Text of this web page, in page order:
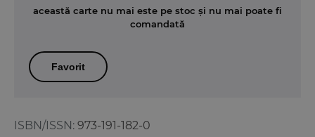
ISBN/ISSN: 973-191-182-0
această carte nu mai este pe stoc și nu mai poate fi
comandată
Favorit